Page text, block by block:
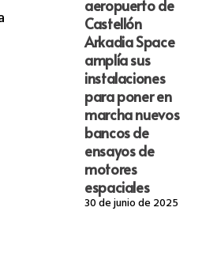
aeropuerto de
Castellón
Arkadia Space
amplía sus
instalaciones
para poner en
marcha nuevos
bancos de
ensayos de
motores
espaciales
30 de junio de 2025